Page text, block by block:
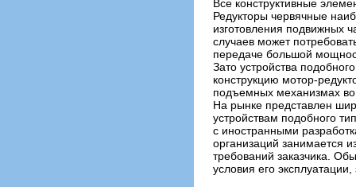
Все конструктивные
Редукторы червячные
изготовления подвижных
случаев может
передаче большой
Зато устройства
конструкцию мотор-
подъемных механизмах во
На рынке представлен
устройствам подобного
с иностранными
организаций занимается
требований заказчика.
условия его